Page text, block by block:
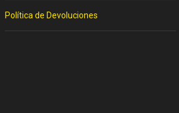
Política de Devoluciones